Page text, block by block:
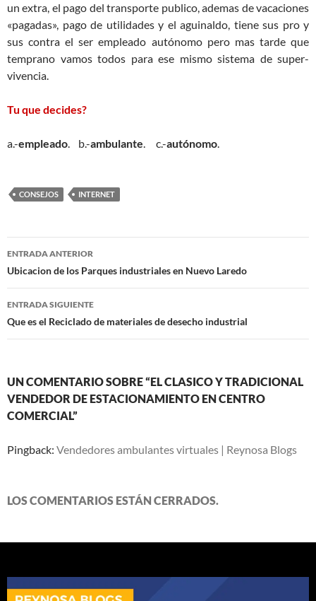
un extra, el pago del transporte publico, ademas de vacaciones
«pagadas», pago de utilidades y el aguinaldo, tiene sus pro y
sus contra el ser empleado autónomo pero mas tarde que
temprano vamos todos para ese mismo sistema de super-
vivencia.
Tu que decides?
a.-empleado. b.-ambulante. c.-autónomo.
CONSEJOS INTERNET
Navegación
de
entradas
ENTRADA ANTERIOR
Ubicacion de los Parques industriales en Nuevo Laredo
ENTRADA SIGUIENTE
Que es el Reciclado de materiales de desecho industrial
UN COMENTARIO SOBRE “EL CLASICO Y TRADICIONAL
VENDEDOR DE ESTACIONAMIENTO EN CENTRO
COMERCIAL”
Pingback: Vendedores ambulantes virtuales | Reynosa Blogs
LOS COMENTARIOS ESTÁN CERRADOS.